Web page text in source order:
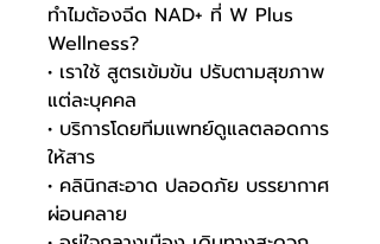
ทำไมต้องฉีด NAD+ ที่ W Plus
Wellness?
• เราใช้ สูตรเข้มข้น ปรับตามสุขภาพ
แต่ละบุคคล
• บริการโดยทีมแพทย์ดูแลตลอดการ
ให้สาร
• คลินิกสะอาด ปลอดภัย บรรยากาศ
ผ่อนคลาย